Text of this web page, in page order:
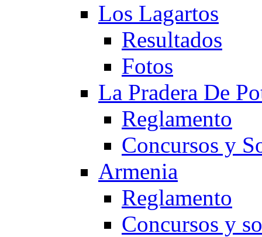
Los Lagartos
Resultados
Fotos
La Pradera De
Reglamento
Concursos y
Armenia
Reglamento
Concursos y